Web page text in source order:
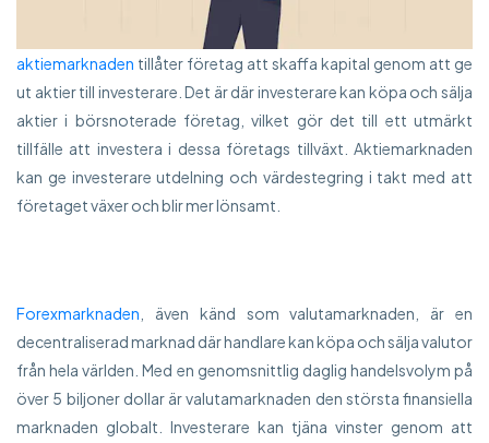
aktiemarknaden tillåter företag att skaffa kapital genom att ge
ut aktier till investerare. Det är där investerare kan köpa och sälja
aktier i börsnoterade företag, vilket gör det till ett utmärkt
tillfälle att investera i dessa företags tillväxt. Aktiemarknaden
kan ge investerare utdelning och värdestegring i takt med att
företaget växer och blir mer lönsamt.
Forexmarknaden , även känd som valutamarknaden, är en
decentraliserad marknad där handlare kan köpa och sälja valutor
från hela världen. Med en genomsnittlig daglig handelsvolym på
över 5 biljoner dollar är valutamarknaden den största finansiella
marknaden globalt. Investerare kan tjäna vinster genom att